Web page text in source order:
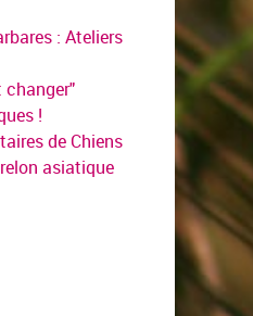
: Ateliers
changer"
!
de Chiens
asiatique